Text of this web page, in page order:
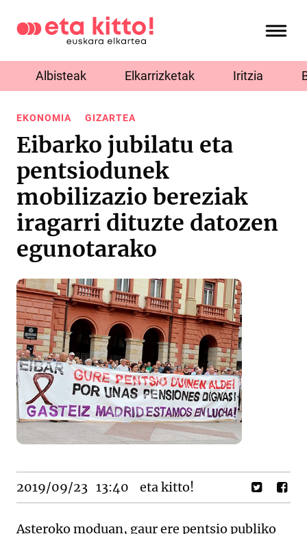
Albisteak Elkarrizketak Iritzia
EKONOMIA GIZARTEA
Eibarko jubilatu eta
pentsiodunek
mobilizazio bereziak
iragarri dituzte datozen
egunotarako
2019/09/23 13:40 eta kitto!
Asteroko moduan, gaur ere pentsio publiko